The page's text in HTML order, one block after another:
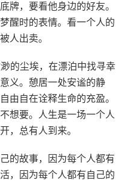
牌，要看他身边的好友。
醒时的表情。看一个人的
人出卖。
的尘埃，在漂泊中找寻幸
义。憩居一处安谧的静
由自在诠释生命的充盈。
想要。人生是一场一个人
，总有人到来。
的故事，因为每个人都有
，因为每个人都有自己的